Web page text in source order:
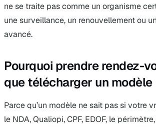
ne se traite pas comme un organisme
une surveillance, un renouvellement ou
avancé.
Pourquoi prendre rendez-
que télécharger un modèle
Parce qu’un modèle ne sait pas si votre
le NDA, Qualiopi, CPF, EDOF, le